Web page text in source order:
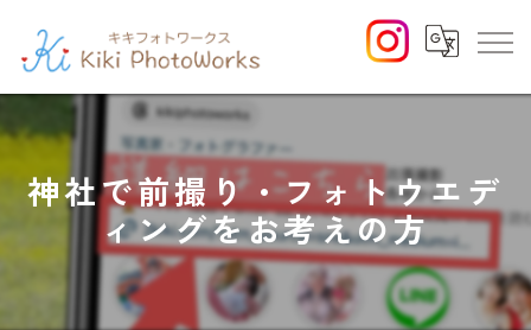
神社で前撮り・フォトウエデ
ィングをお考えの方